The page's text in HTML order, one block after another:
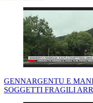
GENNARGENTU E
SOGGETTI FRAGILI